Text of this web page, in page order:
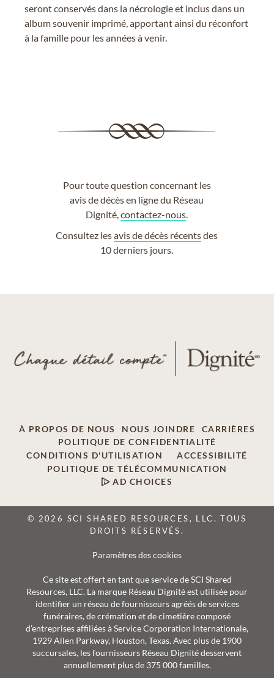
seront conservés dans la nécrologie et inclus dans un
album souvenir imprimé, apportant ainsi du réconfort
à la famille pour les années à venir.
Pour toute question concernant les
avis de décès en ligne du Réseau
Dignité,contactez-nous
Consultez lesavis de décès récentsdes
10 derniers jours.
À PROPOS DE NOUS NOUS JOINDRE
CARRIÈRES
POLITIQUE DE CONFIDENTIALITÉ
CONDITIONS D'UTILISATION
ACCESSIBILITÉ
POLITIQUE DE TÉLÉCOMMUNICATION
AD CHOICES
© 2026 SCI SHARED RESOURCES, LLC. TOUS
DROITS RÉSERVÉS.
Paramètres des cookies
Ce site est offert en tant que service de SCI Shared
Resources, LLC. La marque Réseau Dignité est utilisée pour
identifier un réseau de fournisseurs agréés de services
funéraires, de crémation et de cimetière composé
d’entreprises affiliées à Service Corporation Internationale,
1929 Allen Parkway, Houston, Texas. Avec plus de 1900
succursales, les fournisseurs Réseau Dignité desservent
annuellement plus de 375 000 familles.